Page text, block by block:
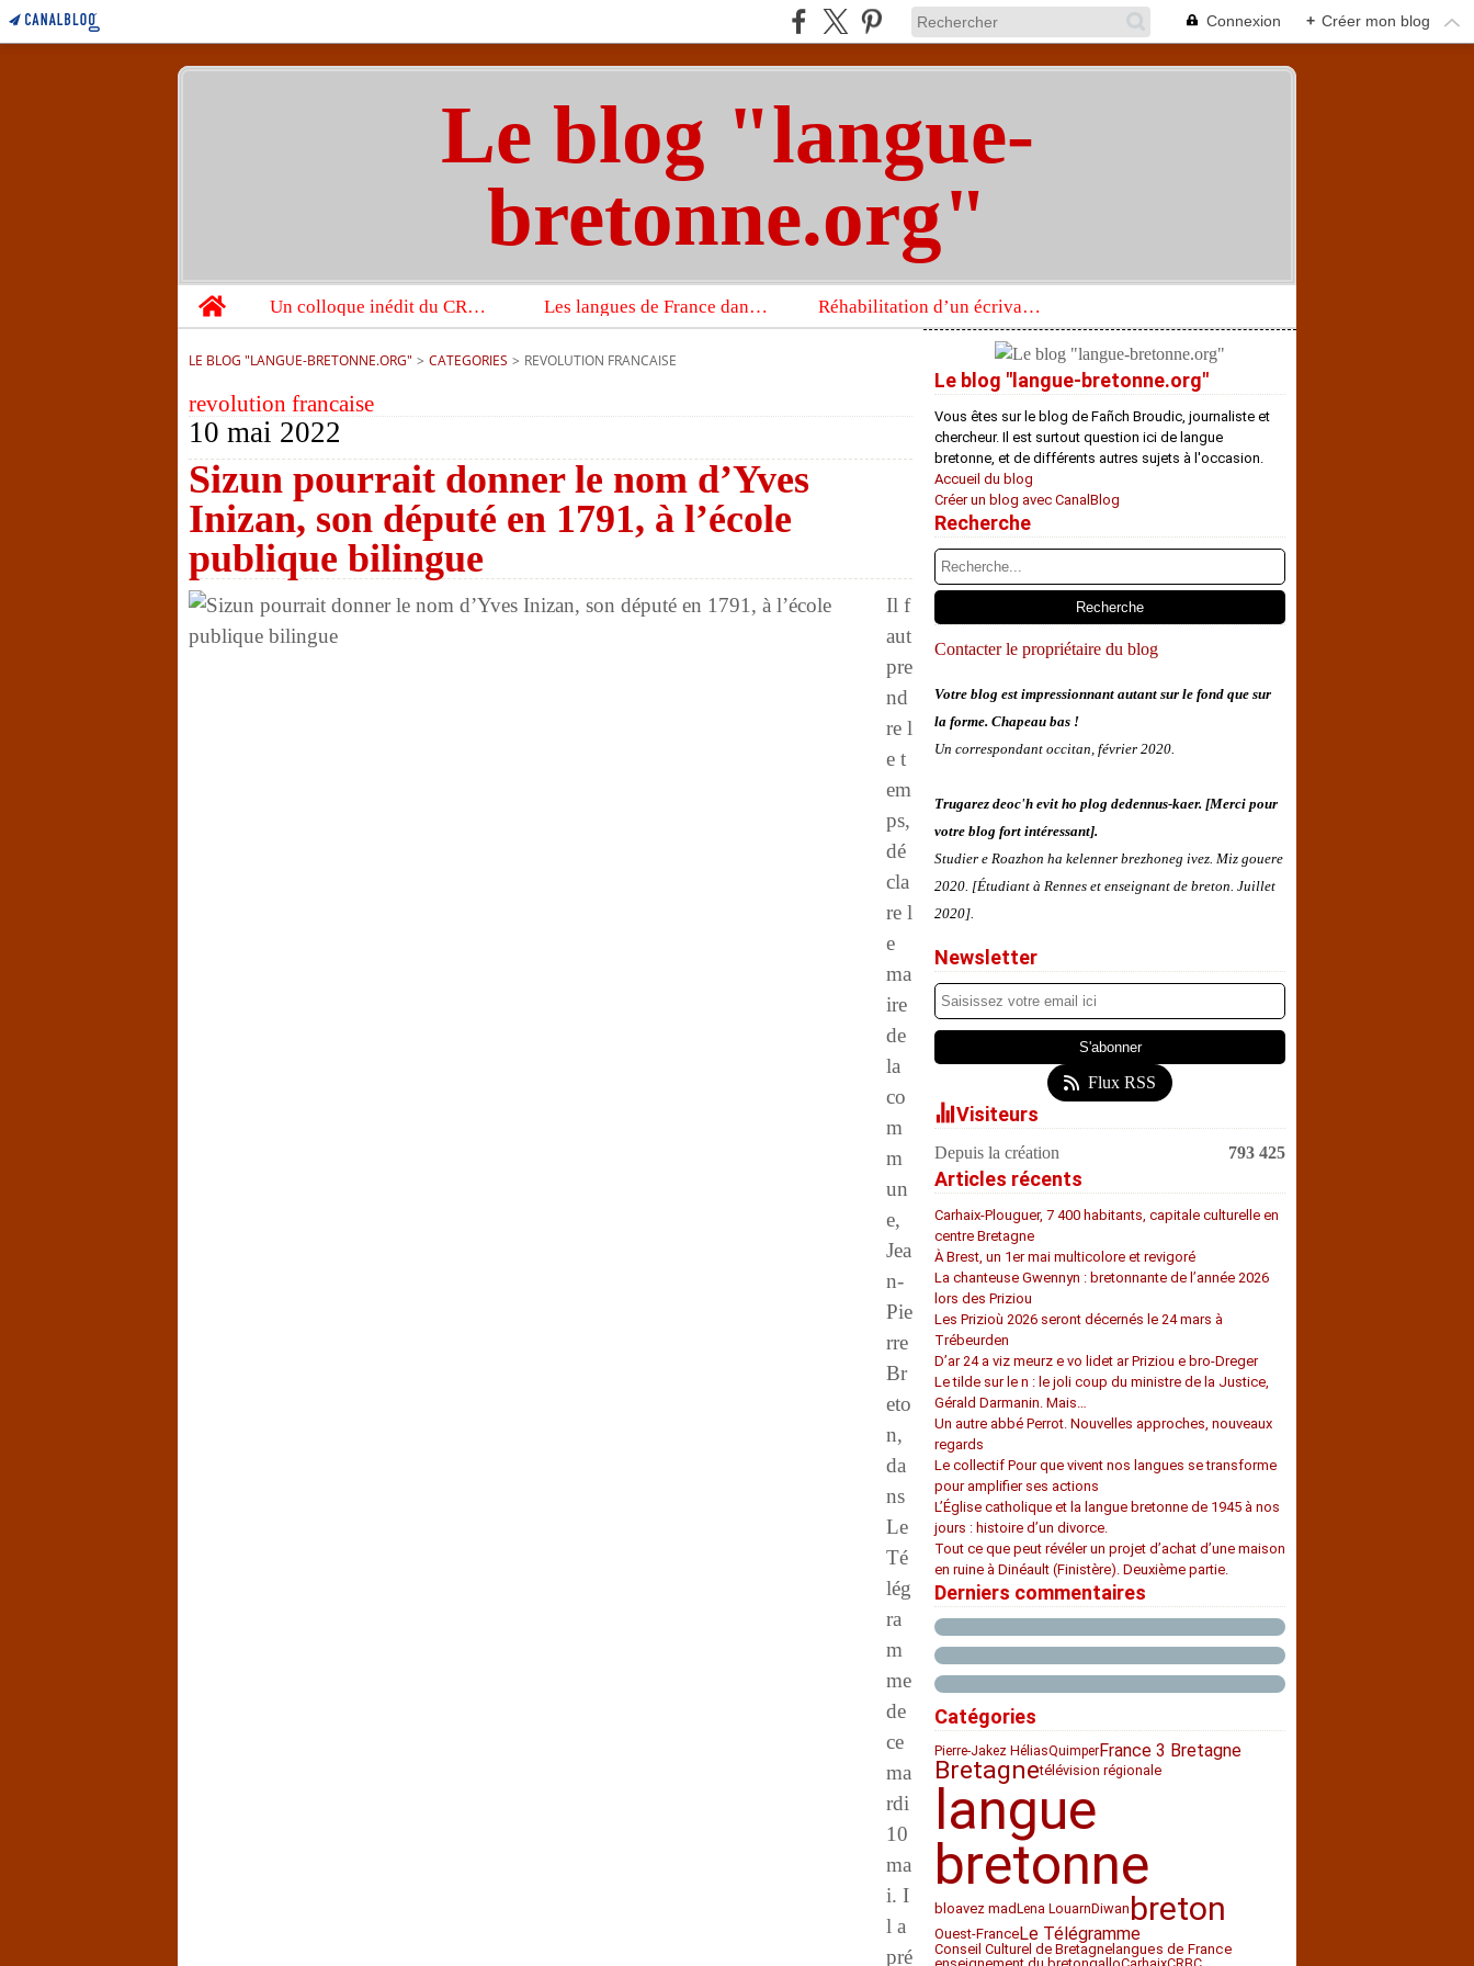
Connexion + Créer mon blog
Le blog "langue-
bretonne.org"
Home
Un colloque inédit du CRBC sur les victimes de l’année 1944 Les langues de France dans un imposant ouvrage sur la langue française que publient les Presses universitaires d’Oxford Réhabilitation d’un écrivain de langue bretonne aujourd’hui mal connu et méconnu
LE BLOG "LANGUE-BRETONNE.ORG" > CATEGORIES > REVOLUTION FRANCAISE
revolution francaise
10 mai 2022
Sizun pourrait donner le nom d’Yves
Inizan, son député en 1791, à l’école
publique bilingue
Il f
aut
pre
nd
re l
e t
em
ps,
dé
cla
re l
e
ma
ire
de
la
co
m
m
un
e,
Jea
n-
Pie
rre
Br
eto
n,
da
ns
Le
Té
lég
ra
m
me
de
ce
ma
rdi
10
ma
i. I
l a
pré
Le blog "langue-bretonne.org"
Vous êtes sur le blog de Fañch Broudic, journaliste et
chercheur. Il est surtout question ici de langue
bretonne, et de différents autres sujets à l'occasion.
Accueil du blog
Créer un blog avec CanalBlog
Recherche
Contacter le propriétaire du blog
Votre blog est impressionnant autant sur le fond que sur
la forme. Chapeau bas !
Un correspondant occitan, février 2020.
Trugarez deoc'h evit ho plog dedennus-kaer. [Merci pour
votre blog fort intéressant].
Studier e Roazhon ha kelenner brezhoneg ivez. Miz gouere
2020. [Étudiant à Rennes et enseignant de breton. Juillet
2020].
Newsletter
Flux RSS
Visiteurs
Depuis la création 793 425
Articles récents
Carhaix-Plouguer, 7 400 habitants, capitale culturelle en
centre Bretagne
À Brest, un 1er mai multicolore et revigoré
La chanteuse Gwennyn : bretonnante de l’année 2026
lors des Priziou
Les Prizioù 2026 seront décernés le 24 mars à
Trébeurden
D’ar 24 a viz meurz e vo lidet ar Priziou e bro-Dreger
Le tilde sur le n : le joli coup du ministre de la Justice,
Gérald Darmanin. Mais…
Un autre abbé Perrot. Nouvelles approches, nouveaux
regards
Le collectif Pour que vivent nos langues se transforme
pour amplifier ses actions
L’Église catholique et la langue bretonne de 1945 à nos
jours : histoire d’un divorce.
Tout ce que peut révéler un projet d’achat d’une maison
en ruine à Dinéault (Finistère). Deuxième partie.
Derniers commentaires
Catégories
Pierre-Jakez HéliasQuimperFrance 3 Bretagne
Bretagnetélévision régionale
langue
bretonne
bloavez mad Lena LouarnDiwan breton
Ouest-FranceLe Télégramme
Conseil Culturel de Bretagne langues de France
enseignement du breton
CarhaixCRBC